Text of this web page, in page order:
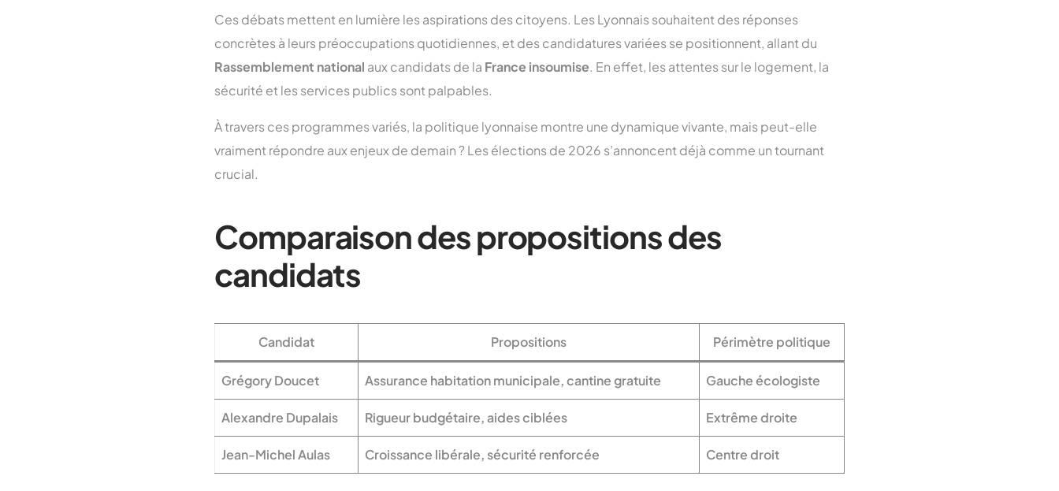
Ces débats mettent en lumière les aspirations des citoyens. Les Lyonnais souhaitent des réponses
concrètes à leurs préoccupations quotidiennes, et des candidatures variées se positionnent, allant du
Rassemblement national aux candidats de la France insoumise. En effet, les attentes sur le logement, la
sécurité et les services publics sont palpables.
À travers ces programmes variés, la politique lyonnaise montre une dynamique vivante, mais peut-elle
vraiment répondre aux enjeux de demain ? Les élections de 2026 s’annoncent déjà comme un tournant
crucial.
Comparaison des propositions des
candidats
Candidat Propositions Périmètre politique
Grégory Doucet Assurance habitation municipale, cantine gratuite Gauche écologiste
Alexandre Dupalais Rigueur budgétaire, aides ciblées Extrême droite
Jean-Michel Aulas Croissance libérale, sécurité renforcée Centre droit